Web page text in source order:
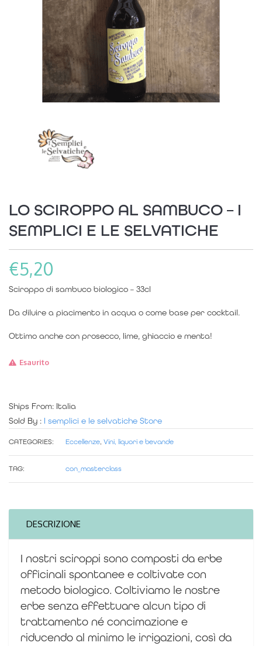
LO SCIROPPO AL SAMBUCO – I
SEMPLICI E LE SELVATICHE
€5,20
Sciroppo di sambuco biologico – 33cl
Da diluire a piacimento in acqua o come base per cocktail.
Ottimo anche con prosecco, lime, ghiaccio e menta!
Esaurito
Ships From: Italia
Sold By : I semplici e le selvatiche Store
CATEGORIES: Eccellenze, Vini, liquori e bevande
TAG: con_masterclass
DESCRIZIONE
I nostri sciroppi sono composti da erbe
officinali spontanee e coltivate con
metodo biologico. Coltiviamo le nostre
erbe senza effettuare alcun tipo di
trattamento né concimazione e
riducendo al minimo le irrigazioni, così da